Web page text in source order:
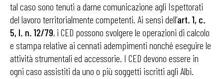
tal caso sono tenuti a darne comunicazione agli Ispettorati
del lavoro territorialmente competenti. Ai sensi dell’art. 1, c.
5, l. n. 12/79, i CED possono svolgere le operazioni di calcolo
e stampa relative ai cennati adempimenti nonché eseguire le
attività strumentali ed accessorie. I CED devono essere in
ogni caso assistiti da uno o più soggetti iscritti agli Albi.